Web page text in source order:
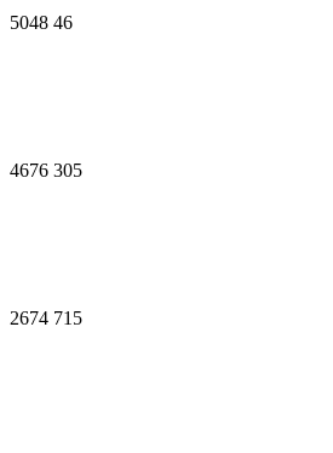
5048 46
4676 305
2674 715